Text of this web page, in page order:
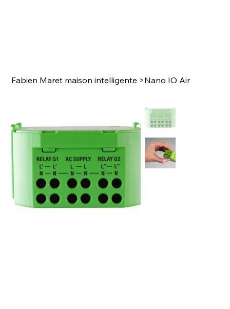
Fabien Maret maison intelligente >Nano IO Air